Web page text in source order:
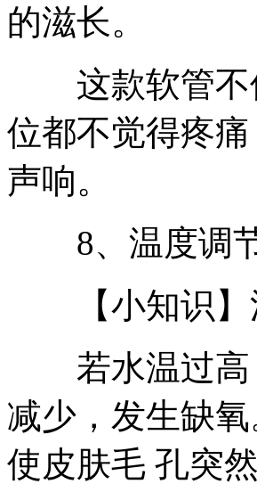
的滋长。
这款软管不
位都不觉得疼
声响。
8、温度调节
【小知识】
若水温过高
减少，发生缺
使皮肤毛 孔突